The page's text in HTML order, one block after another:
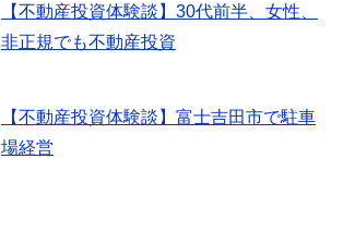
【不動産投資体験談】30代前半、女性、
非正規でも不動産投資
【不動産投資体験談】富士吉田市で駐車
場経営